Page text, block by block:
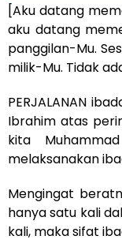
[Aku datang
aku datang
panggilan-Mu.
milik-Mu. Tidak
PERJALANAN
Ibrahim atas
kita
melaksanakan
Mengingat
hanya satu kali
kali, maka sifat